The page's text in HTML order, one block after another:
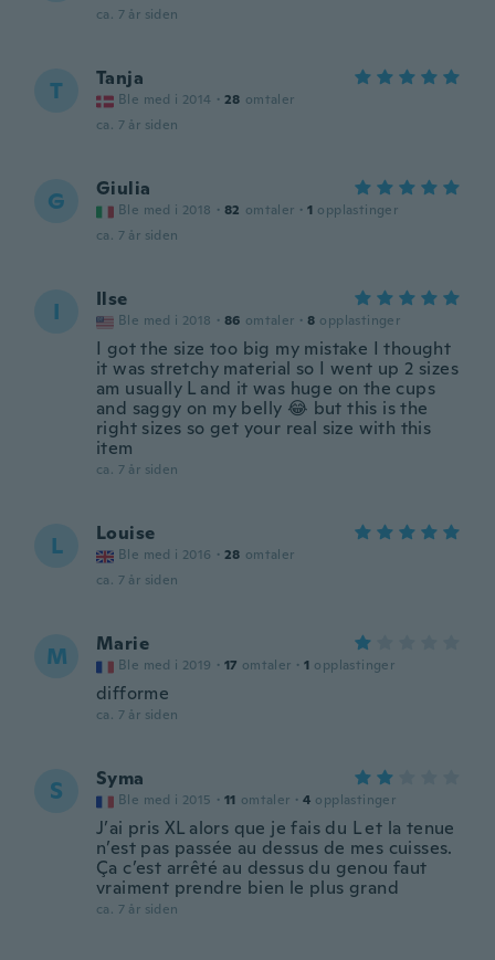
ca. 7 år siden
T Tanja
Ble med i 2014 · 28 omtaler
ca. 7 år siden
G Giulia
Ble med i 2018 · 82 omtaler · 1 opplastinger
ca. 7 år siden
I Ilse
Ble med i 2018 · 86 omtaler · 8 opplastinger
I got the size too big my mistake I thought
it was stretchy material so I went up 2 sizes
am usually L and it was huge on the cups
and saggy on my belly 😂 but this is the
right sizes so get your real size with this
item
ca. 7 år siden
L Louise
Ble med i 2016 · 28 omtaler
ca. 7 år siden
M Marie
Ble med i 2019 · 17 omtaler · 1 opplastinger
difforme
ca. 7 år siden
S Syma
Ble med i 2015 · 11 omtaler · 4 opplastinger
J’ai pris XL alors que je fais du L et la tenue
n’est pas passée au dessus de mes cuisses.
Ça c’est arrêté au dessus du genou faut
vraiment prendre bien le plus grand
ca. 7 år siden